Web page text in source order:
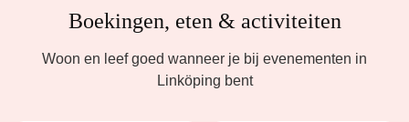
Boekingen, eten & activiteiten
Woon en leef goed wanneer je bij evenementen in
Linköping bent